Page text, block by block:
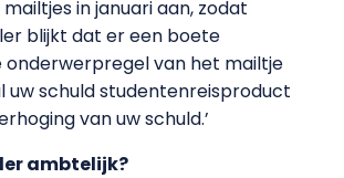
in januari aan, zodat
blijkt dat er een boete
onderwerpregel van het mailtje
uw schuld studentenreisproduct
van uw schuld.’
ambtelijk?